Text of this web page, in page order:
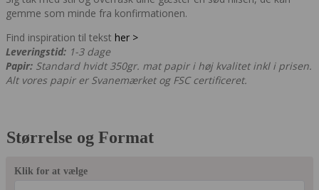
gemme som minde fra konfirmationen.
Find inspiration til tekst her >
Leveringstid: 1-3 dage
Papir: Standard hvidt 350gr. mat papir i høj kvalitet inkl i prisen.
Alt vores papir er Svanemærket og FSC certificeret.
Størrelse og Format
Klik for at vælge